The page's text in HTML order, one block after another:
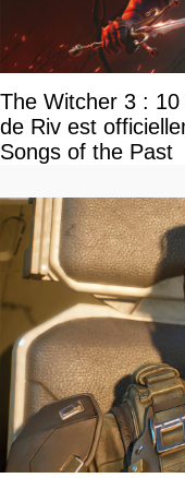
The Witcher 3 :
de Riv est
Songs of the Past